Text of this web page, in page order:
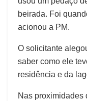
beirada. Foi
acionou a PM.
O solicitante
saber como ele
residência e da
Nas proximidades